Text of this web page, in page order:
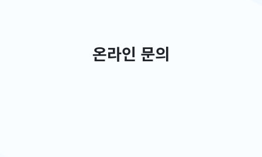
온라인 문의